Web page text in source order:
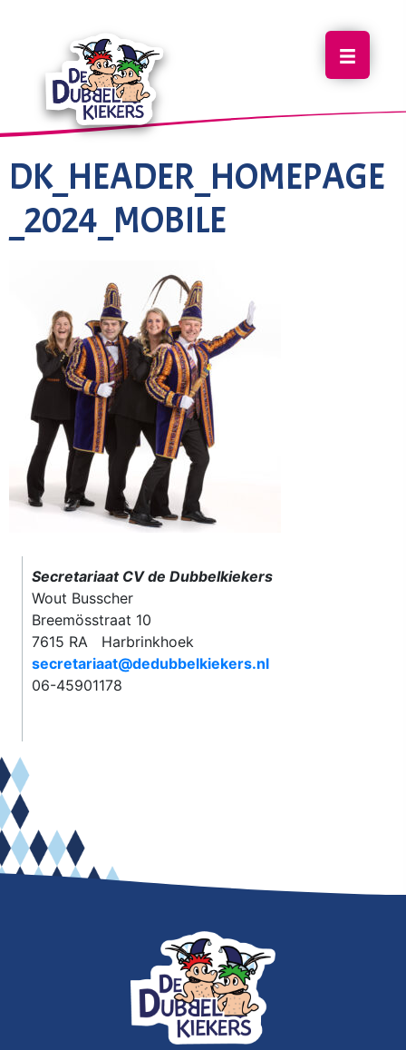
DK_HEADER_HOMEPAGE
_2024_MOBILE
Secretariaat CV de Dubbelkiekers
Wout Busscher
Breemösstraat 10
7615 RA Harbrinkhoek
secretariaat@dedubbelkiekers.nl
06-45901178